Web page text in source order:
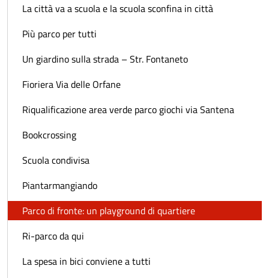
La città va a scuola e la scuola sconfina in città
Più parco per tutti
Un giardino sulla strada – Str. Fontaneto
Fioriera Via delle Orfane
Riqualificazione area verde parco giochi via Santena
Bookcrossing
Scuola condivisa
Piantarmangiando
Parco di fronte: un playground di quartiere
Ri-parco da qui
La spesa in bici conviene a tutti